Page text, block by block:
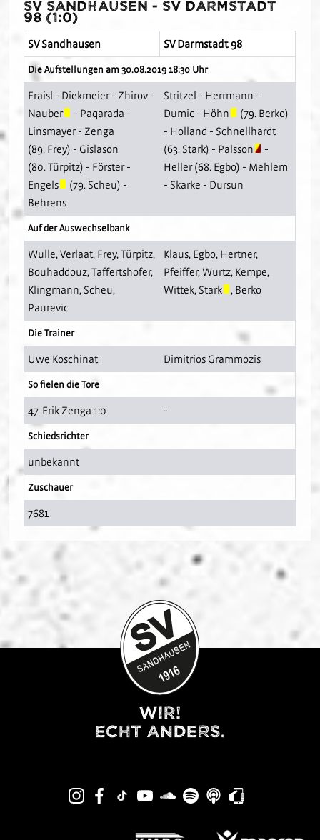
SV Sandhausen - SV Darmstadt
98 (1:0)
SV Sandhausen SV Darmstadt 98
Die Aufstellungen am 30.08.2019 18:30 Uhr
Fraisl - Diekmeier- Zhirov -
Nauber
- Paqarada -
Linsmayer- Zenga
(89. Frey) - Gislason
(80.Türpitz) - Förster-
Engels
(79. Scheu) -
Behrens
Stritzel - Herrmann -
Dumic - Höhn (79. Berko)
- Holland - Schnellhardt
(63. Stark) - Palsson
-
Heller(68. Egbo) - Mehlem
- Skarke - Dursun
Auf der Auswechselbank
Wulle,Verlaat, Frey,Türpitz,
Bouhaddouz,Taffertshofer,
Klingmann, Scheu,
Paurevic
Klaus, Egbo, Hertner,
Pfeiffer, Wurtz, Kempe,
Wittek, Stark , Berko
Die Trainer
Uwe Koschinat Dimitrios Grammozis
So fielen die Tore
47. Erik Zenga 1:0 -
Schiedsrichter
unbekannt
Zuschauer
7681